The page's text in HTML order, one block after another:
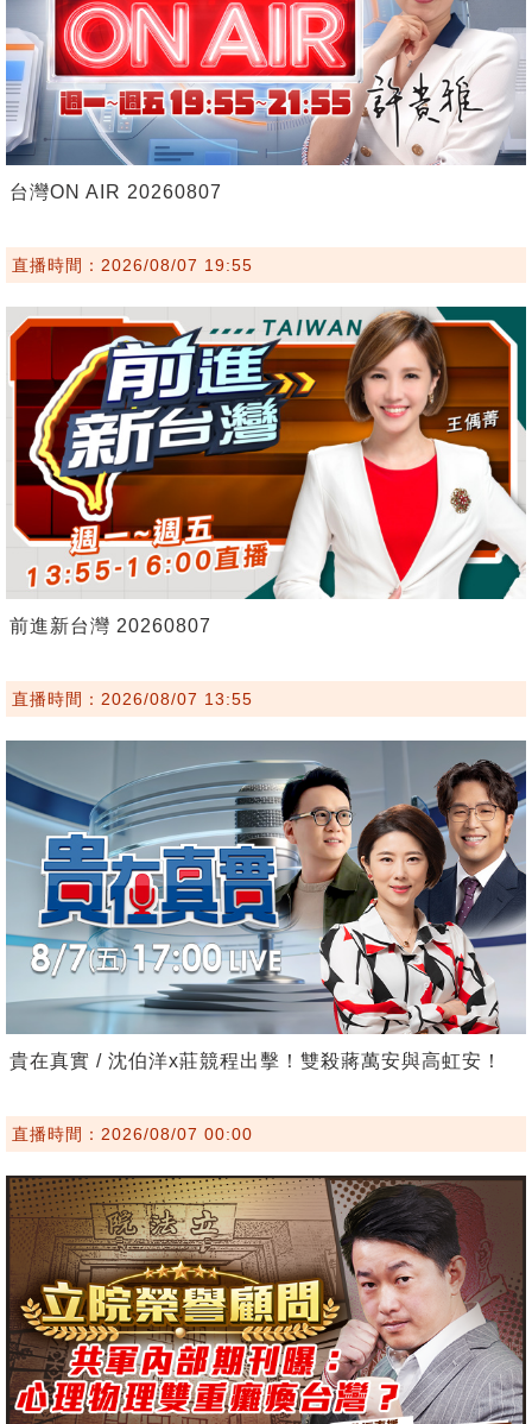
台灣ON AIR 20260807
直播時間：2026/08/07 19:55
前進新台灣 20260807
直播時間：2026/08/07 13:55
貴在真實 / 沈伯洋x莊競程出擊！雙殺蔣萬安與高虹安！
直播時間：2026/08/07 00:00